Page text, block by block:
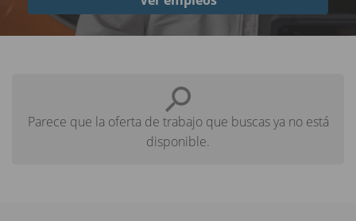
Parece que la oferta de trabajo que buscas ya no está
disponible.